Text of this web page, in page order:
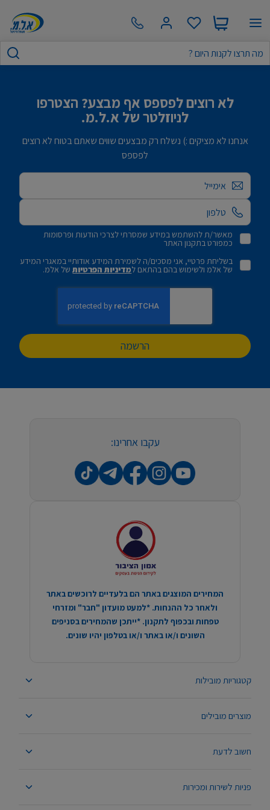
לא רוצים לפספס אף מבצע? הצטרפו
לניוזלטר של א.ל.מ.
אנחנו לא מציקים :) נשלח רק מבצעים שווים שאתם בטוח לא רוצים
לפספס
אימייל
מאשר/ת להשתמש במידע שמסרתי לצרכי הודעות ופרסומות
כמפורט בתקנון האתר
בשליחת פרטיי, אני מסכים/ה לשמירת המידע אודותיי במאגרי המידע
של אלמ ולשימוש בהם בהתאם למדיניות הפרטיותשל אלמ.
הרשמה
קטגוריות מובילות
מוצרים מובילים
חשוב לדעת
פניות לשירות ומכירות
עקבו אחרינו:
המחירים המוצגים באתר הם בלעדיים לרוכשים באתר
ולאחר כל ההנחות. *למעט מועדון "חבר" ומזרחי
טפחות ובכפוף לתקנון. *ייתכן שהמחירים בסניפים
השונים ו/או באתר ו/או בטלפון יהיו שונים.